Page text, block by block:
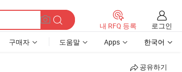
내 RFQ 등록
로그인
구매자 도움말 Apps 한국어
공유하기